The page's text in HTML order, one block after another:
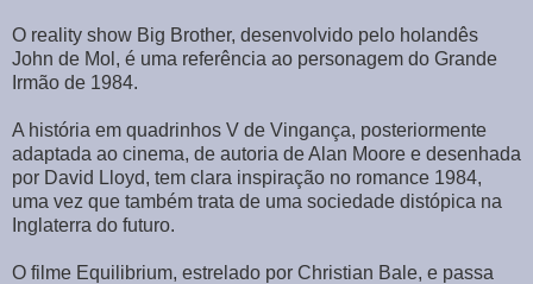
O reality show Big Brother, desenvolvido pelo holandês
John de Mol, é uma referência ao personagem do Grande
Irmão de 1984.
A história em quadrinhos V de Vingança, posteriormente
adaptada ao cinema, de autoria de Alan Moore e desenhada
por David Lloyd, tem clara inspiração no romance 1984,
uma vez que também trata de uma sociedade distópica na
Inglaterra do futuro.
O filme Equilibrium, estrelado por Christian Bale, e passa